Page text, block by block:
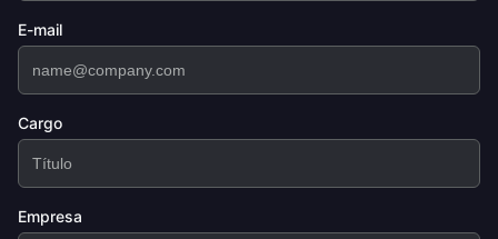
E-mail
Cargo
Empresa